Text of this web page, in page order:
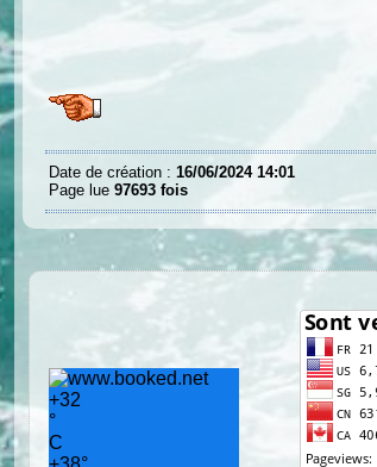
Date de création : 16/06/2024 14:01
Page lue 97693 fois
+32
°
C